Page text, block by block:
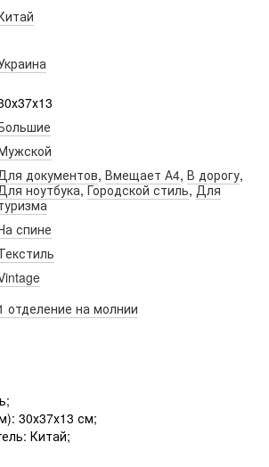
документов, Вмещает А4, В дорогу,
ноутбука,Городской стиль,Для
спине
отделение на молнии
30х37х13 см;
Китай;